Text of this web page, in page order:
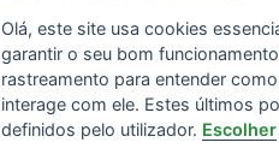
Longitude: 8º 24’ W
Olá, este site usa cookies
garantir o seu bom
rastreamento para entender
interage com ele. Estes últimos
definidos pelo utilizador. Escolher